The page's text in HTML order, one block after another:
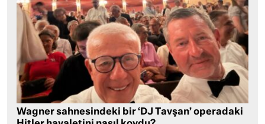
Wagner sahnesindeki bir ‘DJ Tavşan’ operadaki